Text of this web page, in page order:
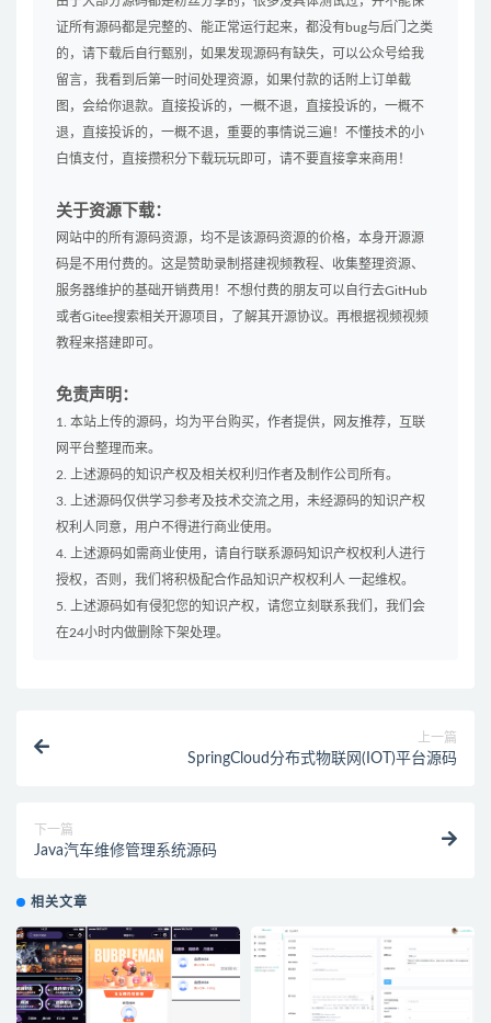
证所有源码都是完整的、能正常运行起来，都没有bug与后门之类
的，请下载后自行甄别，如果发现源码有缺失，可以公众号给我
留言，我看到后第一时间处理资源，如果付款的话附上订单截
图，会给你退款。直接投诉的，一概不退，直接投诉的，一概不
退，直接投诉的，一概不退，重要的事情说三遍！不懂技术的小
白慎支付，直接攒积分下载玩玩即可，请不要直接拿来商用！
关于资源下载：
网站中的所有源码资源，均不是该源码资源的价格，本身开源源
码是不用付费的。这是赞助录制搭建视频教程、收集整理资源、
服务器维护的基础开销费用！不想付费的朋友可以自行去GitHub
或者Gitee搜索相关开源项目，了解其开源协议。再根据视频视频
教程来搭建即可。
免责声明：
1. 本站上传的源码，均为平台购买，作者提供，网友推荐，互联
网平台整理而来。
2. 上述源码的知识产权及相关权利归作者及制作公司所有。
3. 上述源码仅供学习参考及技术交流之用，未经源码的知识产权
权利人同意，用户不得进行商业使用。
4. 上述源码如需商业使用，请自行联系源码知识产权权利人进行
授权，否则，我们将积极配合作品知识产权权利人 一起维权。
5. 上述源码如有侵犯您的知识产权，请您立刻联系我们，我们会
在24小时内做删除下架处理。
上一篇
SpringCloud分布式物联网(IOT)平台源码
下一篇
Java汽车维修管理系统源码
相关文章